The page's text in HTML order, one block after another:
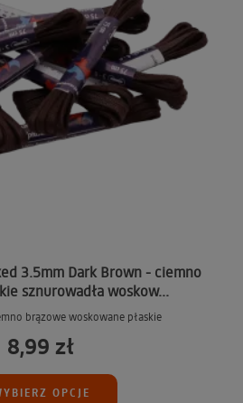
3.5mm Dark Brown - ciemno
sznurowadła woskow...
brązowe woskowane płaskie
8,99 zł
OPCJE